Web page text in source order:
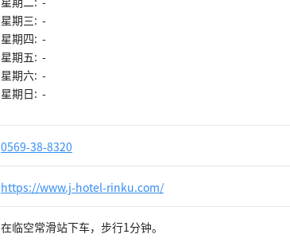
星期三: -
星期四: -
星期五: -
星期六: -
星期日: -
0569-38-8320
https://www.j-hotel-rinku.com/
在临空常滑站下车，步行1分钟。